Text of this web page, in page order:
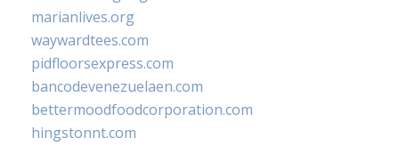
marianlives.org
waywardtees.com
pidfloorsexpress.com
bancodevenezuelaen.com
bettermoodfoodcorporation.com
hingstonnt.com